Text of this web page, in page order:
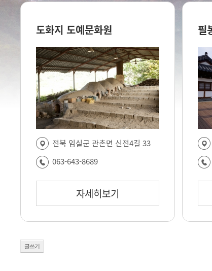
도화지 도예문화원
전북 임실군 관촌면 신전4길 33
063-643-8689
자세히보기
필
글쓰기